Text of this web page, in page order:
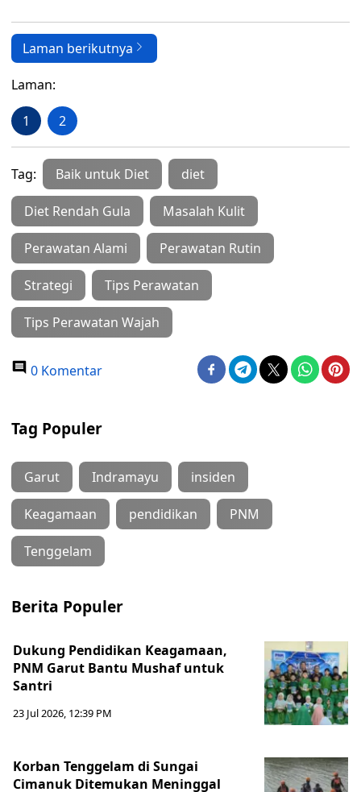
Laman berikutnya
Laman:
1 2
Tag: Baik untuk Diet diet
Diet Rendah Gula Masalah Kulit
Perawatan Alami Perawatan Rutin
Strategi Tips Perawatan
Tips Perawatan Wajah
0 Komentar
Tag Populer
Garut Indramayu insiden
Keagamaan pendidikan PNM
Tenggelam
Berita Populer
Dukung Pendidikan Keagamaan,
PNM Garut Bantu Mushaf untuk
Santri
23 Jul 2026, 12:39 PM
Korban Tenggelam di Sungai
Cimanuk Ditemukan Meninggal